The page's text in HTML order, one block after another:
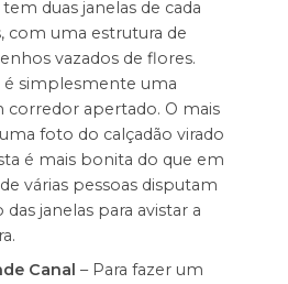
duas janelas de cada
com uma estrutura de
vazados de flores.
é simplesmente uma
apertado. O mais
foto do calçadão virado
é mais bonita do que em
várias pessoas disputam
janelas para avistar a
Canal – Para fazer um